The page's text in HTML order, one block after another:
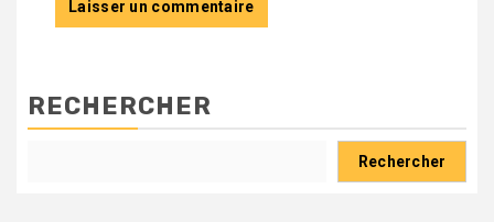
RECHERCHER
Rechercher